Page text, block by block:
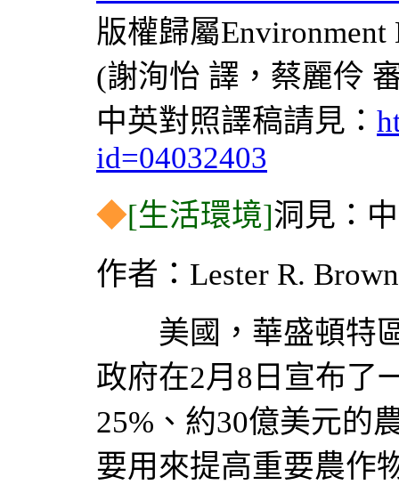
版權歸屬Environment
(謝洵怡 譯，蔡麗伶
中英對照譯稿請見：
id=04032403
◆[生活環境]洞見：
作者：Lester R.
美國，華盛頓特區
政府在2月8日宣布了
25%、約30億美元的
要用來提高重要農作